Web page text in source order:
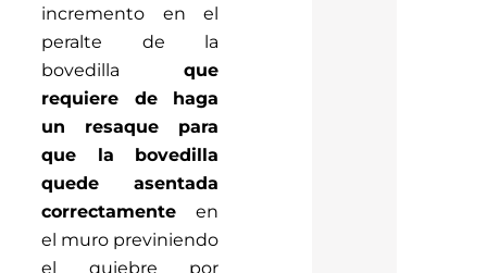
incremento en el
peralte de la
bovedillaque
requiere de haga
un resaque para
que la bovedilla
quede asentada
correctamenteen
el muro previniendo
el quiebre por